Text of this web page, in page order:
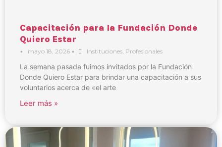
Capacitación para la Fundación Donde
Quiero Estar
• mayo 18, 2026 • Instituciones, Profesionales
La semana pasada fuimos invitados por la Fundación
Donde Quiero Estar para brindar una capacitación a sus
voluntarios acerca de «el arte
Leer más »